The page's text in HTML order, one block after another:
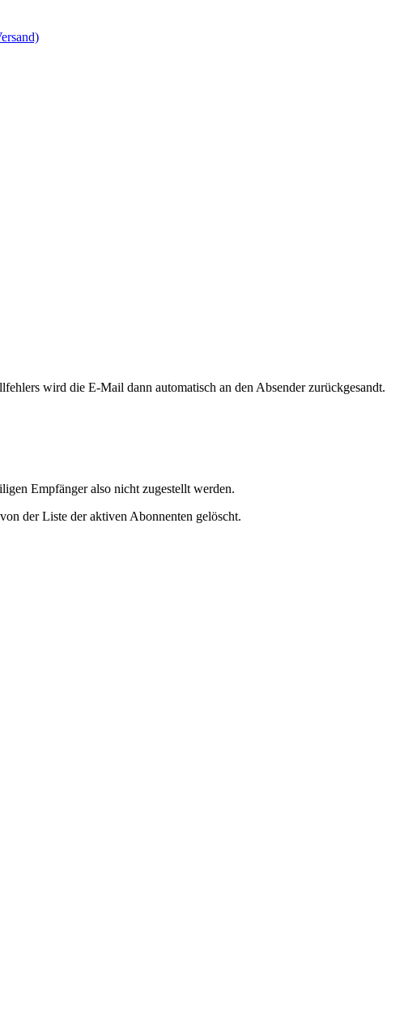
wird die E-Mail dann automatisch an den Absender zurückgesandt.
Empfänger also nicht zugestellt werden.
der Liste der aktiven Abonnenten gelöscht.